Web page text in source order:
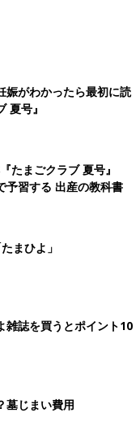
娠がわかったら最初に読
夏号』
たまごクラブ 夏号』
予習する 出産の教科書
まひよ」
雑誌を買うとポイント10
墓じまい費用